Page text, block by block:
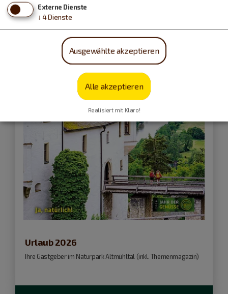
Urlaub 2026
Ihre Gastgeber im Naturpark Altmühltal (inkl. Themenmagazin)
Externe Dienste
↓ 4Dienste
Ausgewählte akzeptieren
Alle akzeptieren
Realisiert mit Klaro!